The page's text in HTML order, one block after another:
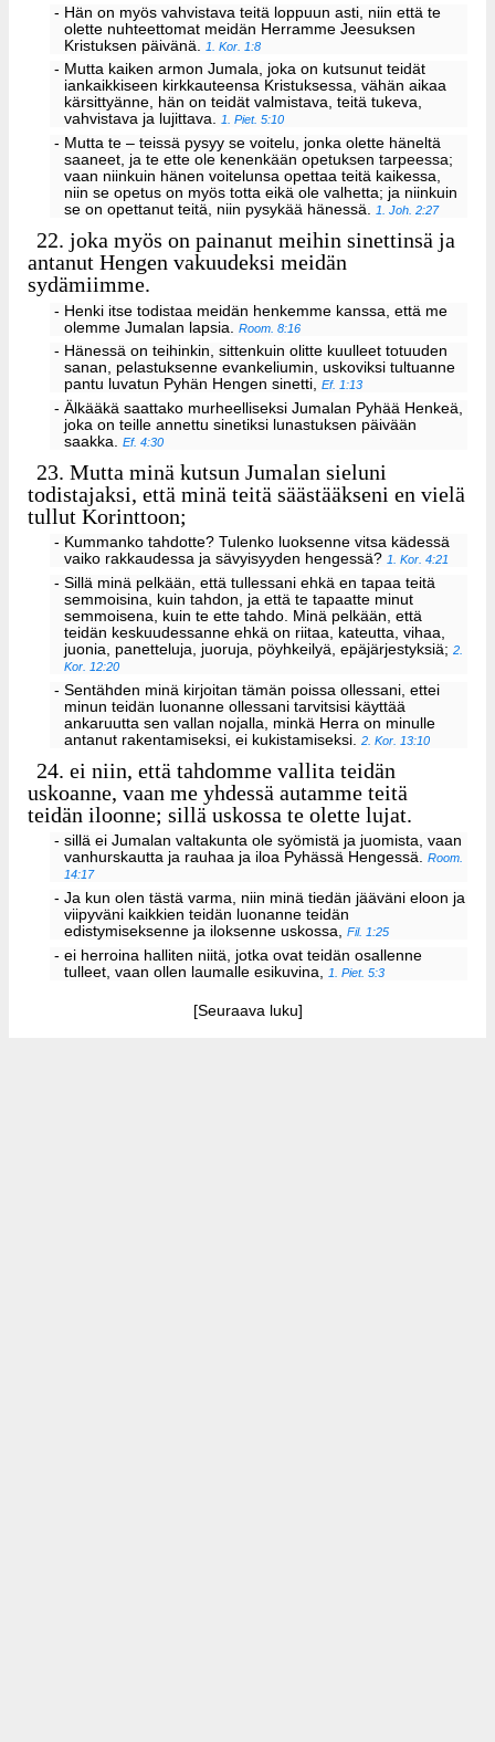
- Hän on myös vahvistava teitä loppuun asti, niin että te
olette nuhteettomat meidän Herramme Jeesuksen
Kristuksen päivänä.
1. Kor. 1:8
- Mutta kaiken armon Jumala, joka on kutsunut teidät
iankaikkiseen kirkkauteensa Kristuksessa, vähän aikaa
kärsittyänne, hän on teidät valmistava, teitä tukeva,
vahvistava ja lujittava.1. Piet. 5:10
- Mutta te – teissä pysyy se voitelu, jonka olette häneltä
saaneet, ja te ette ole kenenkään opetuksen tarpeessa;
vaan niinkuin hänen voitelunsa opettaa teitä kaikessa,
niin se opetus on myös totta eikä ole valhetta; ja niinkuin
se on opettanut teitä, niin pysykää hänessä.1. Joh. 2:27
22. joka myös on painanut meihin sinettinsä ja
antanut Hengen vakuudeksi meidän
sydämiimme.
- Henki itse todistaa meidän henkemme kanssa, että me
olemme Jumalan lapsia.Room. 8:16
- Hänessä on teihinkin, sittenkuin olitte kuulleet totuuden
sanan, pelastuksenne evankeliumin, uskoviksi tultuanne
pantu luvatun Pyhän Hengen sinetti,Ef. 1:13
- Älkääkä saattako murheelliseksi Jumalan Pyhää Henkeä,
joka on teille annettu sinetiksi lunastuksen päivään
saakka.Ef. 4:30
23. Mutta minä kutsun Jumalan sieluni
todistajaksi, että minä teitä säästääkseni en vielä
tullut Korinttoon;
- Kummanko tahdotte? Tulenko luoksenne vitsa kädessä
vaiko rakkaudessa ja sävyisyyden hengessä?1. Kor. 4:21
- Sillä minä pelkään, että tullessani ehkä en tapaa teitä
semmoisina, kuin tahdon, ja että te tapaatte minut
semmoisena, kuin te ette tahdo. Minä pelkään, että
teidän keskuudessanne ehkä on riitaa, kateutta, vihaa,
juonia, panetteluja, juoruja, pöyhkeilyä, epäjärjestyksiä;2.
Kor. 12:20
- Sentähden minä kirjoitan tämän poissa ollessani, ettei
minun teidän luonanne ollessani tarvitsisi käyttää
ankaruutta sen vallan nojalla, minkä Herra on minulle
antanut rakentamiseksi, ei kukistamiseksi.2. Kor. 13:10
24. ei niin, että tahdomme vallita teidän
uskoanne, vaan me yhdessä autamme teitä
teidän iloonne; sillä uskossa te olette lujat.
- sillä ei Jumalan valtakunta ole syömistä ja juomista, vaan
vanhurskautta ja rauhaa ja iloa Pyhässä Hengessä.Room.
14:17
- Ja kun olen tästä varma, niin minä tiedän jääväni eloon ja
viipyväni kaikkien teidän luonanne teidän
edistymiseksenne ja iloksenne uskossa,Fil. 1:25
- ei herroina halliten niitä, jotka ovat teidän osallenne
tulleet, vaan ollen laumalle esikuvina,
1. Piet. 5:3
[Seuraava luku]